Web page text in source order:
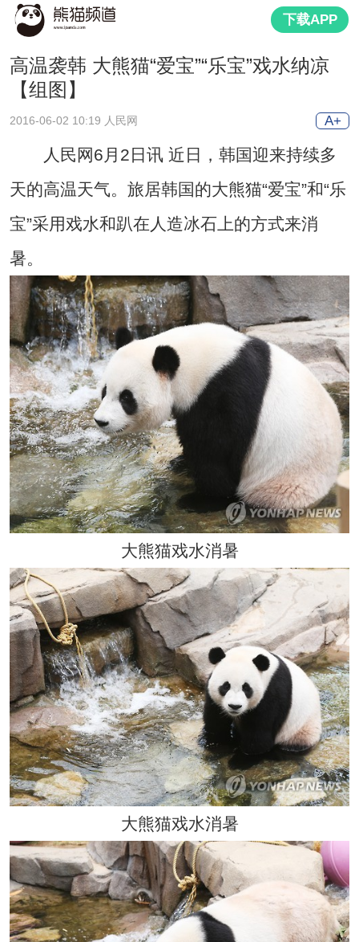
下载APP
高温袭韩 大熊猫“爱宝”“乐宝”戏水纳凉
【组图】
2016-06-02 10:19 人民网 A+
人民网6月2日讯 近日，韩国迎来持续多
天的高温天气。旅居韩国的大熊猫“爱宝”和“乐
宝”采用戏水和趴在人造冰石上的方式来消
暑。
大熊猫戏水消暑
大熊猫戏水消暑